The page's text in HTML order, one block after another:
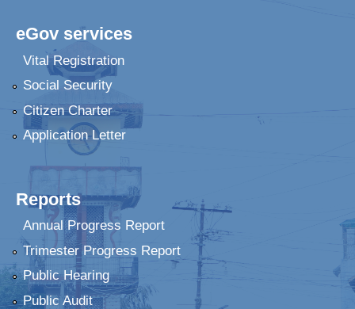
eGov services
Vital Registration
Social Security
Citizen Charter
Application Letter
Reports
Annual Progress Report
Trimester Progress Report
Public Hearing
Public Audit